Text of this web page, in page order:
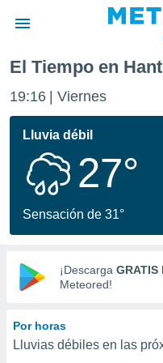
de
por
se
calidad.
a este
las
y
forma
digital
basada
El Tiempo en
19:16 Viernes
Lluvia débil
27°
Sensación de 31°
¡Descarga GRATIS
Meteored!
Por horas
Lluvias débiles en las